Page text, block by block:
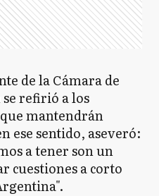
de la Cámara de
refirió a los
mantendrán
ese sentido, aseveró:
a tener son un
cuestiones a corto